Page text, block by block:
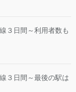
３日間～利用者数も
３日間～最後の駅は